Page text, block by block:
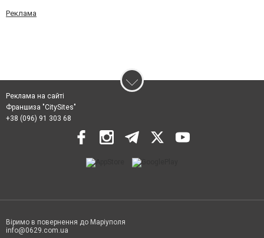
Реклама
Реклама на сайті
Франшиза "CitySites"
+38 (096) 91 303 68
Віримо в повернення до Маріуполя
info@0629.com.ua